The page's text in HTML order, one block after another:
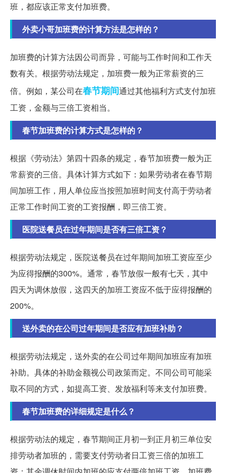
班，都应该正常支付加班费。
外卖小哥加班费的计算方法是怎样的？
加班费的计算方法因公司而异，可能与工作时间和工作天
数有关。根据劳动法规定，加班费一般为正常薪资的三
倍。例如，某公司在春节期间通过其他福利方式支付加班
工资，金额与三倍工资相当。
春节加班费的计算方式是怎样的？
根据《劳动法》第四十四条的规定，春节加班费一般为正
常薪资的三倍。具体计算方式如下：如果劳动者在春节期
间加班工作，用人单位应当按照加班时间支付高于劳动者
正常工作时间工资的工资报酬，即三倍工资。
医院送餐员在过年期间是否有三倍工资？
根据劳动法规定，医院送餐员在过年期间加班工资应至少
为应得报酬的300%。通常，春节放假一般有七天，其中
四天为调休放假，这四天的加班工资应不低于应得报酬的
200%。
送外卖的在公司过年期间是否应有加班补助？
根据劳动法规定，送外卖的在公司过年期间加班应有加班
补助。具体的补助金额视公司政策而定。不同公司可能采
取不同的方式，如提高工资、发放福利等来支付加班费。
春节加班费的详细规定是什么？
根据劳动法的规定，春节期间正月初一到正月初三单位安
排劳动者加班的，需要支付劳动者日工资三倍的加班工